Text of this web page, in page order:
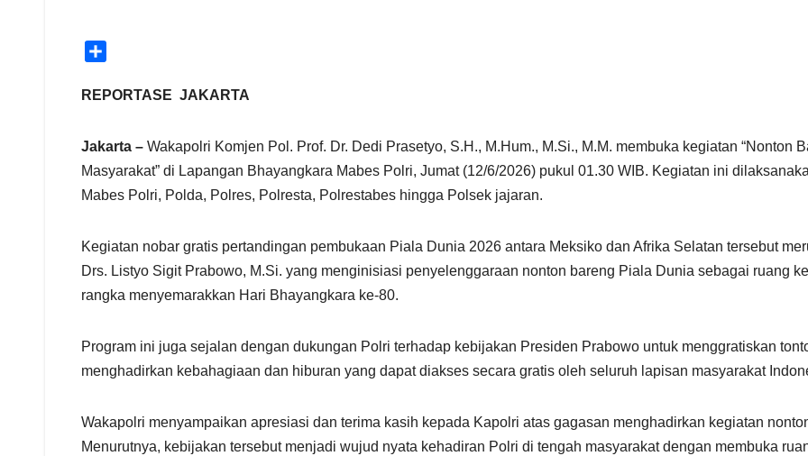
a
REPORTASE JAKARTA
Jakarta – Wakapolri Komjen Pol. Prof. Dr. Dedi Prasetyo, S.H., M.Hum., M.Si., M.M. membuka kegiatan “Nonton
Masyarakat” di Lapangan Bhayangkara Mabes Polri, Jumat (12/6/2026) pukul 01.30 WIB. Kegiatan ini
Mabes Polri, Polda, Polres, Polresta, Polrestabes hingga Polsek jajaran.
Kegiatan nobar gratis pertandingan pembukaan Piala Dunia 2026 antara Meksiko dan Afrika Selatan tersebut
Drs. Listyo Sigit Prabowo, M.Si. yang menginisiasi penyelenggaraan nonton bareng Piala Dunia sebagai ruang
rangka menyemarakkan Hari Bhayangkara ke-80.
Program ini juga sejalan dengan dukungan Polri terhadap kebijakan Presiden Prabowo untuk menggratiskan
menghadirkan kebahagiaan dan hiburan yang dapat diakses secara gratis oleh seluruh lapisan masyarakat
Wakapolri menyampaikan apresiasi dan terima kasih kepada Kapolri atas gagasan menghadirkan kegiatan
Menurutnya, kebijakan tersebut menjadi wujud nyata kehadiran Polri di tengah masyarakat dengan membuka